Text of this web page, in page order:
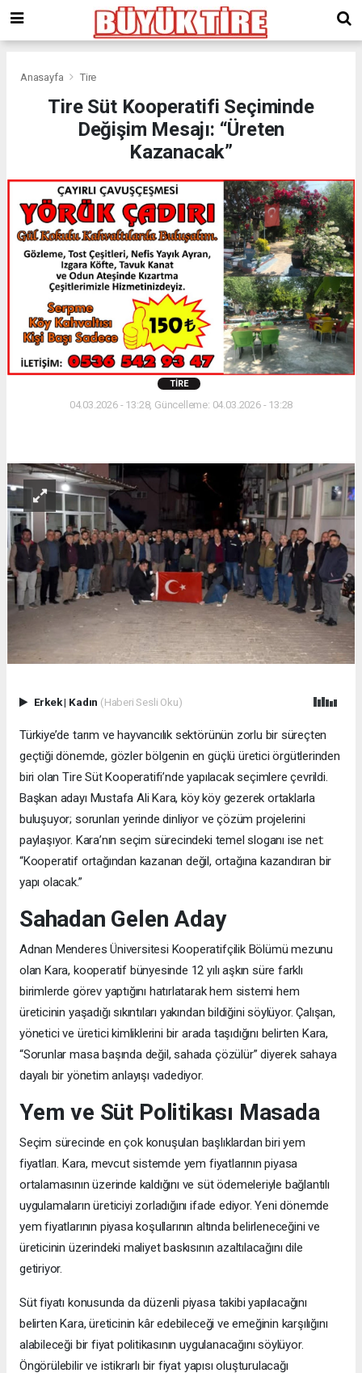
giriş
kingroyal
Anasayfa Tire
Tire Süt Kooperatifi Seçiminde
Değişim Mesajı: “Üreten
Kazanacak”
TIRE
04.03.2026 - 13:28, Güncelleme: 04.03.2026 - 13:28
Erkek| Kadın (Haberi Sesli Oku)
Türkiye’de tarım ve hayvancılık sektörünün zorlu bir süreçten
geçtiği dönemde, gözler bölgenin en güçlü üretici örgütlerinden
biri olan Tire Süt Kooperatifi’nde yapılacak seçimlere çevrildi.
Başkan adayı Mustafa Ali Kara, köy köy gezerek ortaklarla
buluşuyor; sorunları yerinde dinliyor ve çözüm projelerini
paylaşıyor. Kara’nın seçim sürecindeki temel sloganı ise net:
“Kooperatif ortağından kazanan değil, ortağına kazandıran bir
yapı olacak.”
Sahadan Gelen Aday
Adnan Menderes Üniversitesi Kooperatifçilik Bölümü mezunu
olan Kara, kooperatif bünyesinde 12 yılı aşkın süre farklı
birimlerde görev yaptığını hatırlatarak hem sistemi hem
üreticinin yaşadığı sıkıntıları yakından bildiğini söylüyor. Çalışan,
yönetici ve üretici kimliklerini bir arada taşıdığını belirten Kara,
“Sorunlar masa başında değil, sahada çözülür” diyerek sahaya
dayalı bir yönetim anlayışı vadediyor.
Yem ve Süt Politikası Masada
Seçim sürecinde en çok konuşulan başlıklardan biri yem
fiyatları. Kara, mevcut sistemde yem fiyatlarının piyasa
ortalamasının üzerinde kaldığını ve süt ödemeleriyle bağlantılı
uygulamaların üreticiyi zorladığını ifade ediyor. Yeni dönemde
yem fiyatlarının piyasa koşullarının altında belirleneceğini ve
üreticinin üzerindeki maliyet baskısının azaltılacağını dile
getiriyor.
Süt fiyatı konusunda da düzenli piyasa takibi yapılacağını
belirten Kara, üreticinin kâr edebileceği ve emeğinin karşılığını
alabileceği bir fiyat politikasının uygulanacağını söylüyor.
Öngörülebilir ve istikrarlı bir fiyat yapısı oluşturulacağı